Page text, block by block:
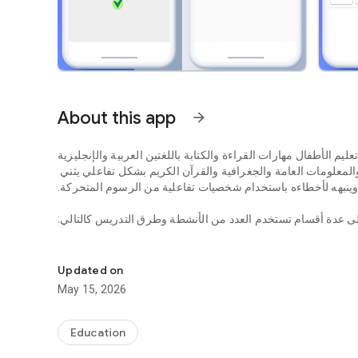
About this app arrow_forward
مهارات القراءة والكتابة باللغتين العربية والإنجليزية
العامة والجغرافية والقرآن الكريم بشكل تفاعلي يثني
لأخطاءه باستخدام شخصيات تفاعلية من الرسوم المتحركة.
عدة أقسام تستخدم العدد من الأنشطة وطرق التدريس كالتالي:
الطفل من حفظ الحروف والتعرف على أمثلة لكلمات تبدأ بها.
الحروف العربية على السطر باستخدام سبورة تفاعلية وممحاة.
من خيارات متعددة، كما تُعرَض له صورة لشيء يبدأ بالحرف
الذي يكون عليه اختياره من متعدد.
Updated on
May 15, 2026
Education